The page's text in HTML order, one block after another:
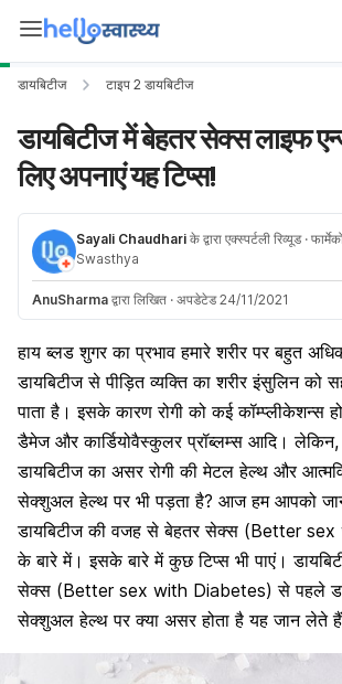
डायबिटीज टाइप 2 डायबिटीज
डायबिटीज में बेहतर सेक्स लाइफ
लिए अपनाएं यह टिप्स!
Sayali Chaudhari के द्वारा एक्स्पर्टली रिव्यूड ·
Swasthya
AnuSharma द्वारा लिखित · अपडेटेड 24/11/2021
हाय ब्लड शुगर का प्रभाव हमारे शरीर पर बहुत
डायबिटीज से पीड़ित व्यक्ति का शरीर इंसुलिन को
पाता है। इसके कारण रोगी को कई कॉम्प्लीकेशन्स
डैमेज और कार्डियोवैस्कुलर प्रॉब्लम्स आदि।
डायबिटीज का असर रोगी की मेटल हेल्थ और
सेक्शुअल हेल्थ पर भी पड़ता है? आज हम आपको
डायबिटीज की वजह से बेहतर सेक्स (Better
के बारे में। इसके बारे में कुछ टिप्स भी पाएं।
सेक्स (Better sex with Diabetes) से पहले
सेक्शुअल हेल्थ पर क्या असर होता है यह जान लेते